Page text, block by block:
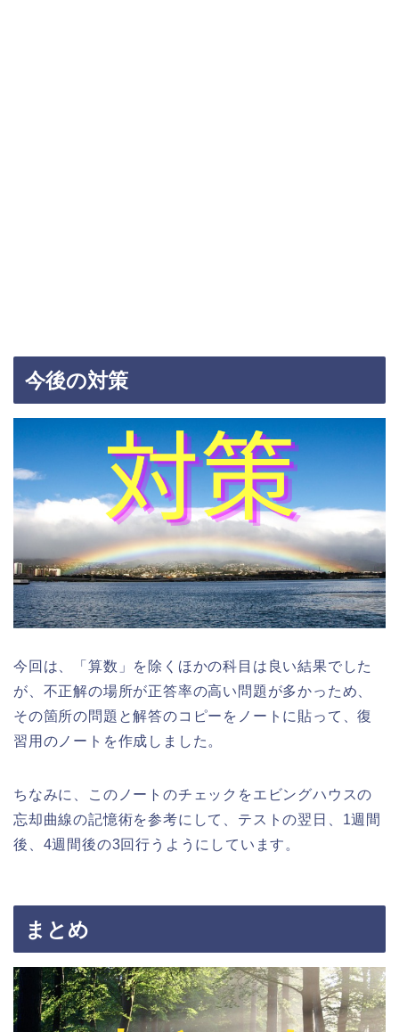
今後の対策
今回は、「算数」を除くほかの科目は良い結果でした
が、不正解の場所が正答率の高い問題が多かっため、
その箇所の問題と解答のコピーをノートに貼って、復
習用のノートを作成しました。
ちなみに、このノートのチェックをエビングハウスの
忘却曲線の記憶術を参考にして、テストの翌日、1週間
後、4週間後の3回行うようにしています。
まとめ